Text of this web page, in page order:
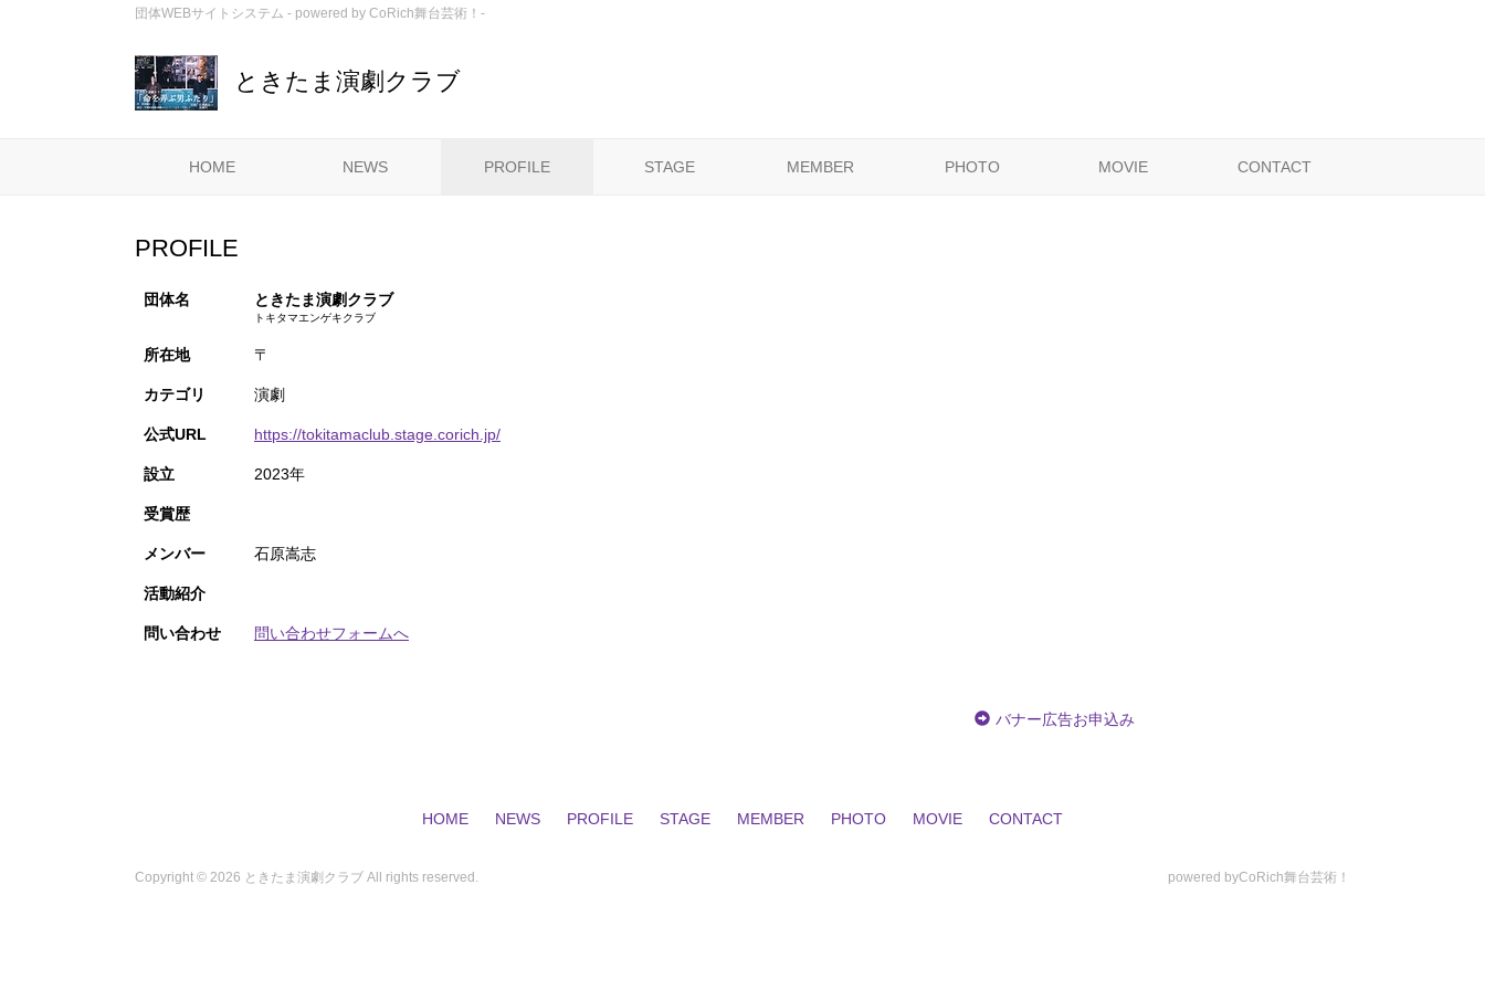
団体WEBサイトシステム - powered by CoRich舞台芸術！-
ときたま演劇クラブ
HOME NEWS PROFILE STAGE MEMBER PHOTO MOVIE CONTACT
PROFILE
団体名 ときたま演劇クラブ
トキタマエンゲキクラブ
所在地 〒
カテゴリ 演劇
公式URL https://tokitamaclub.stage.corich.jp/
設立 2023年
受賞歴
メンバー 石原嵩志
活動紹介
問い合わせ 問い合わせフォームへ
バナー広告お申込み
HOME NEWS PROFILE STAGE MEMBER PHOTO MOVIE CONTACT
Copyright © 2026 ときたま演劇クラブ All rights reserved. powered byCoRich舞台芸術！